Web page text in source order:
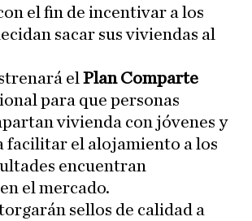
el fin de incentivar a los
sacar sus viviendas al
el Plan Comparte
para que personas
vivienda con jóvenes y
facilitar el alojamiento a los
encuentran
el mercado.
sellos de calidad a